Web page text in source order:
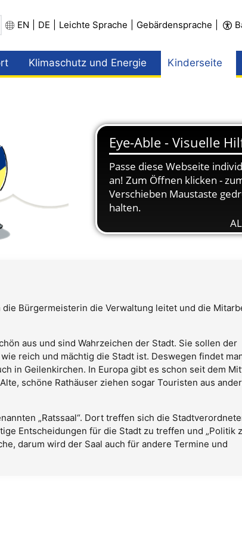
EN DE Leichte Sprache Gebärdensprache
Klimaschutz und Energie Kinderseite
die Bürgermeisterin die Verwaltung leitet und die
aus und sind Wahrzeichen der Stadt. Sie sollen der
reich und mächtig die Stadt ist. Deswegen findet
in Geilenkirchen. In Europa gibt es schon seit dem
schöne Rathäuser ziehen sogar Touristen aus
„Ratssaal“. Dort treffen sich die
Entscheidungen für die Stadt zu treffen und „Politik
darum wird der Saal auch für andere Termine und